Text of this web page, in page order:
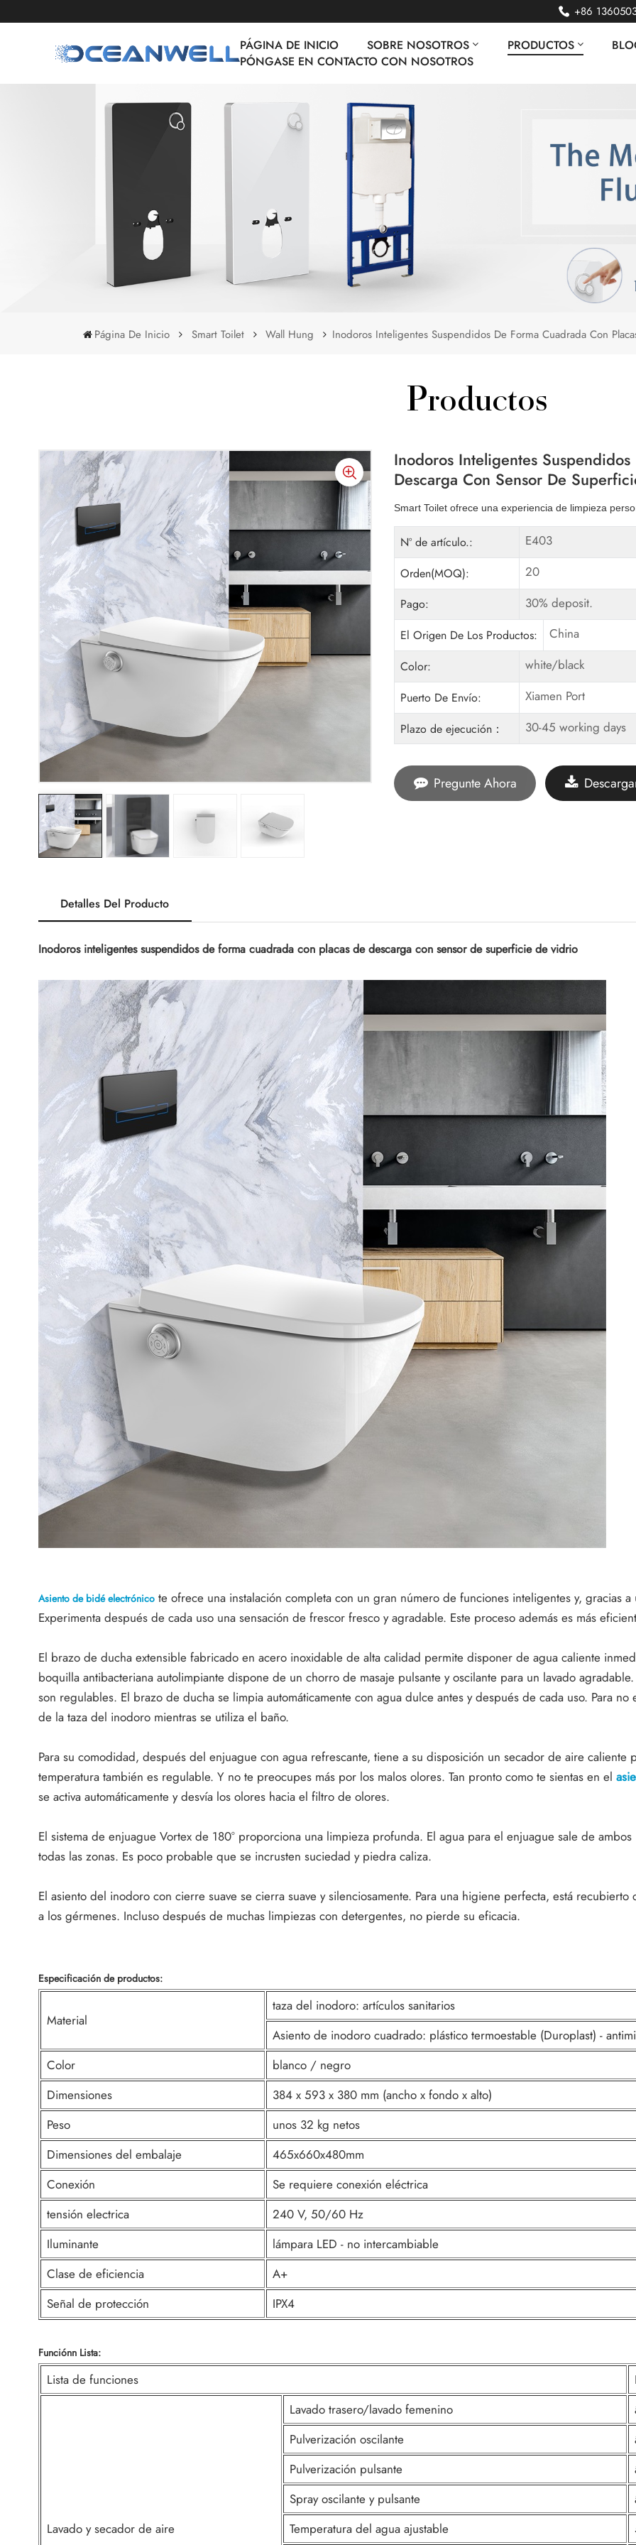
+86
PÁGINA DE INICIO SOBRE NOSOTROS PRODUCTOS
PÓNGASE EN CONTACTO CON NOSOTROS
Página De Inicio Smart Toilet Wall Hung Inodoros Inteligentes Suspendidos De Forma Cuadrada Con
Productos
Inodoros Inteligentes
Descarga Con Sensor De
Smart Toilet ofrece una experiencia de limpieza
Nº de artículo.: E403
Orden(MOQ): 20
Pago: 30% deposit.
El Origen De Los Productos: China
Color: white/black
Puerto De Envío: Xiamen Port
Plazo de ejecución： 30-45 working days
Pregunte Ahora
Detalles Del Producto
Inodoros inteligentes suspendidos de forma cuadrada con placas de descarga con sensor de superficie de vidrio
Asiento de bidé electrónico te ofrece una instalación completa con un gran número de funciones inteligentes y, gracias
Experimenta después de cada uso una sensación de frescor fresco y agradable. Este proceso además es más
El brazo de ducha extensible fabricado en acero inoxidable de alta calidad permite disponer de agua caliente
boquilla antibacteriana autolimpiante dispone de un chorro de masaje pulsante y oscilante para un lavado
son regulables. El brazo de ducha se limpia automáticamente con agua dulce antes y después de cada uso. Para
de la taza del inodoro mientras se utiliza el baño.
Para su comodidad, después del enjuague con agua refrescante, tiene a su disposición un secador de aire caliente
temperatura también es regulable. Y no te preocupes más por los malos olores. Tan pronto como te sientas en el
se activa automáticamente y desvía los olores hacia el filtro de olores.
El sistema de enjuague Vortex de 180° proporciona una limpieza profunda. El agua para el enjuague sale de
todas las zonas. Es poco probable que se incrusten suciedad y piedra caliza.
El asiento del inodoro con cierre suave se cierra suave y silenciosamente. Para una higiene perfecta, está
a los gérmenes. Incluso después de muchas limpiezas con detergentes, no pierde su eficacia.
Especificación de productos:
Material
taza del inodoro: artículos sanitarios
Asiento de inodoro cuadrado: plástico termoestable (Duroplast) -
Color
blanco / negro
Dimensiones
384 x 593 x 380 mm (ancho x fondo x alto)
Peso
unos 32 kg netos
Dimensiones del embalaje
465x660x480mm
Conexión
Se requiere conexión eléctrica
tensión electrica
240 V, 50/60 Hz
Iluminante
lámpara LED - no intercambiable
Clase de eficiencia
A+
Señal de protección
IPX4
Funciónn Lista:
Lista de funciones
Lavado y secador de aire
Lavado trasero/lavado femenino
Pulverización oscilante
Pulverización pulsante
Spray oscilante y pulsante
Temperatura del agua ajustable